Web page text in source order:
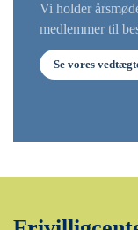
Vi holder
medlemmer til
Se vores